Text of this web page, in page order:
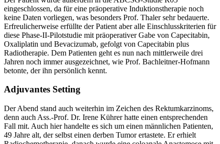
eingeschlossen, da für eine präoperative Induktionstherapie noch
keine Daten vorliegen, was besonders Prof. Thaler sehr bedauerte.
Erfreulicherweise erfüllte der Patient aber alle Einschlusskriterien für
diese Phase-II-Pilotstudie mit präoperativer Gabe von Capecitabin,
Oxaliplatin und Bevacizumab, gefolgt von Capecitabin plus
Radiotherapie. Dem Patienten geht es nun nach mittlerweile drei
Jahren noch immer ausgezeichnet, wie Prof. Bachleitner-Hofmann
betonte, der ihn persönlich kennt.
Adjuvantes Setting
Der Abend stand auch weiterhin im Zeichen des Rektumkarzinoms,
denn auch Ass.-Prof. Dr. Irene Kührer hatte einen entsprechenden
Fall mit. Auch hier handelte es sich um einen männlichen Patienten,
49 Jahre alt, der selbst einen derben Tumor ertastete. Er erhielt